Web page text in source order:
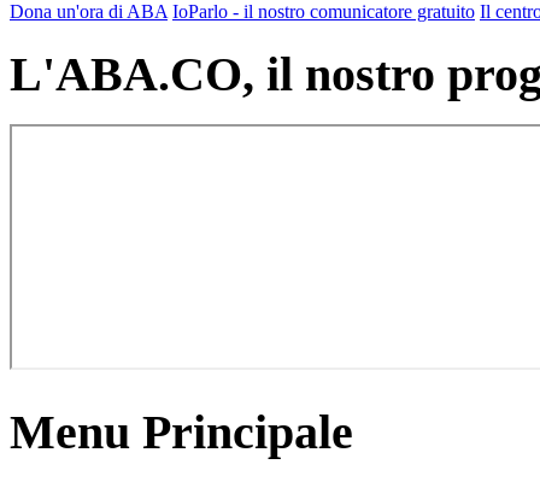
Dona un'ora di ABA IoParlo - il nostro comunicatore gratuito Il
L'ABA.CO, il nostro
Menu Principale